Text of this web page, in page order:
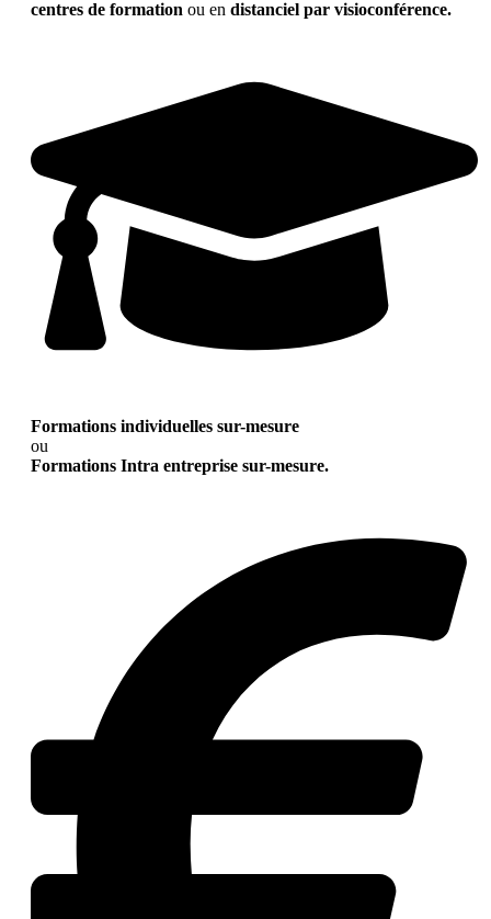
centres de formation ou en distanciel par visioconférence.
Formations individuelles sur-mesure
ou
Formations Intra entreprise sur-mesure.